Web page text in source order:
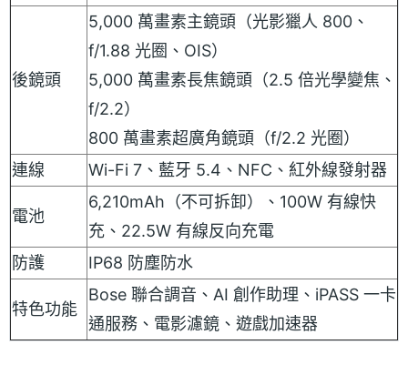
後鏡頭
5,000 萬畫素主鏡頭（光影獵人 800、
f/1.88 光圈、OIS）
5,000 萬畫素長焦鏡頭（2.5 倍光學變焦、
f/2.2）
800 萬畫素超廣角鏡頭（f/2.2 光圈）
連線
Wi-Fi 7、藍牙 5.4、NFC、紅外線發射器
電池
6,210mAh（不可拆卸）、100W 有線快
充、22.5W 有線反向充電
防護
IP68 防塵防水
特色功能
Bose 聯合調音、AI 創作助理、iPASS 一卡
通服務、電影濾鏡、遊戲加速器